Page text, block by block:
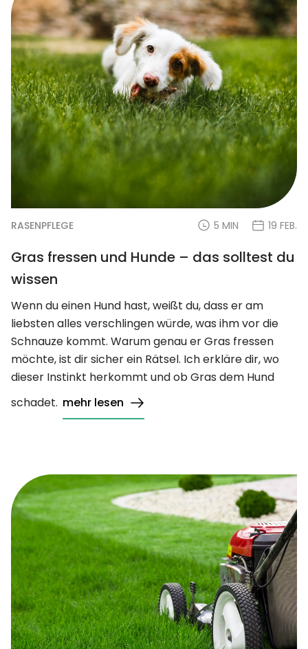
RASENPFLEGE 5 MIN 19 FEB.
Gras fressen und Hunde – das solltest du
wissen
Wenn du einen Hund hast, weißt du, dass er am
liebsten alles verschlingen würde, was ihm vor die
Schnauze kommt. Warum genau er Gras fressen
möchte, ist dir sicher ein Rätsel. Ich erkläre dir, wo
dieser Instinkt herkommt und ob Gras dem Hund
schadet. mehr lesen